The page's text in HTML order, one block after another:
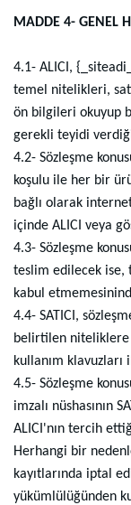
MADDE 4- GENEL
4.1- ALICI,
temel nitelikleri,
ön bilgileri okuyup
gerekli teyidi
4.2- Sözleşme
koşulu ile her bir
bağlı olarak
içinde ALICI veya
4.3- Sözleşme
teslim edilecek ise,
kabul
4.4- SATICI,
belirtilen niteliklere
kullanım
4.5- Sözleşme
imzalı nüshasının
ALICI'nın tercih
Herhangi bir
kayıtlarında iptal
yükümlülüğünden